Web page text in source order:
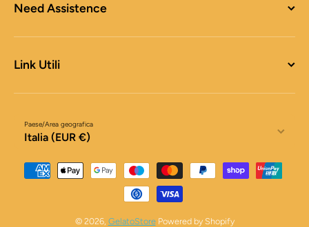
Need Assistence
Link Utili
Paese/Area geografica
Italia (EUR €)
Metodi di pagamento
© 2026, GelatoStore Powered by Shopify